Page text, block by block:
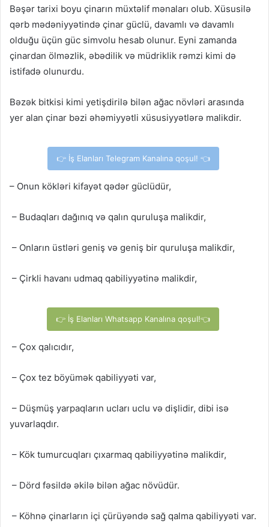
Bəşər tarixi boyu çinarın müxtəlif mənaları olub. Xüsusilə
qərb mədəniyyətində çinar güclü, davamlı və davamlı
olduğu üçün güc simvolu hesab olunur. Eyni zamanda
çinardan ölməzlik, əbədilik və müdriklik rəmzi kimi də
istifadə olunurdu.
Bəzək bitkisi kimi yetişdirilə bilən ağac növləri arasında
yer alan çinar bəzi əhəmiyyətli xüsusiyyətlərə malikdir.
👉 İş Elanları Telegram Kanalına qoşul! 👈
– Onun kökləri kifayət qədər güclüdür,
– Budaqları dağınıq və qalın quruluşa malikdir,
– Onların üstləri geniş və geniş bir quruluşa malikdir,
– Çirkli havanı udmaq qabiliyyətinə malikdir,
👉 İş Elanları Whatsapp Kanalına qoşul!👈
– Çox qalıcıdır,
– Çox tez böyümək qabiliyyəti var,
– Düşmüş yarpaqların ucları uclu və dişlidir, dibi isə
yuvarlaqdır.
– Kök tumurcuqları çıxarmaq qabiliyyətinə malikdir,
– Dörd fəsildə əkilə bilən ağac növüdür.
– Köhnə çinarların içi çürüyəndə sağ qalma qabiliyyəti var.